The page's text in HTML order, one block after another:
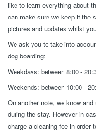
like to learn everything about
can make sure we keep it the
pictures and updates whilst
We ask you to take into
dog boarding:
Weekdays: between 8:00 -
Weekends: between 10:00 -
On another note, we know
during the stay. However in
charge a cleaning fee in order